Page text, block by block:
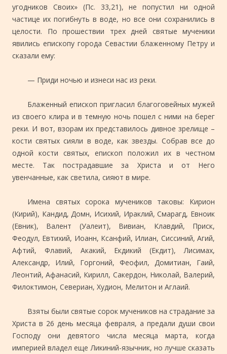
угодников Своих» (Пс. 33,21), не попустил ни одной
частице их погибнуть в воде, но все они сохранились в
целости. По прошествии трех дней святые мученики
явились епископу города Севастии блаженному Петру и
сказали ему:
— Приди ночью и изнеси нас из реки.
Блаженный епископ пригласил благоговейных мужей
из своего клира и в темную ночь пошел с ними на берег
реки. И вот, взорам их представилось дивное зрелище –
кости святых сияли в воде, как звезды. Собрав все до
одной кости святых, епископ положил их в честном
месте. Так пострадавшие за Христа и от Него
увенчанные, как светила, сияют в мире.
Имена святых сорока мучеников таковы: Кирион
(Кирий), Кандид, Домн, Исихий, Ираклий, Смарагд, Евноик
(Евник), Валент (Уалеит), Вивиан, Клавдий, Приск,
Феодул, Евтихий, Иоанн, Ксанфий, Илиан, Сиссиний, Агий,
Афтий, Флавий, Акакий, Екдикий (Екдит), Лисимах,
Александр, Илий, Горгоний, Феофил, Домитиан, Гаий,
Леонтий, Афанасий, Кирилл, Сакердон, Николай, Валерий,
Филоктимон, Севериан, Худион, Мелитон и Аглаий.
Взяты были святые сорок мучеников на страдание за
Христа в 26 день месяца февраля, а предали души свои
Господу они девятого числа месяца марта, когда
империей владел еще Ликиний-язычник, но лучше сказать